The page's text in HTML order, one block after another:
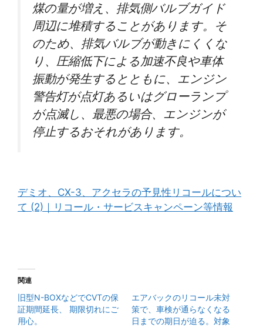
煤の量が増え、排気側バルブガイド
周辺に堆積することがあります。そ
のため、排気バルブが動きにくくな
り、圧縮低下による加速不良や車体
振動が発生するとともに、エンジン
警告灯が点灯あるいはグローランプ
が点滅し、最悪の場合、エンジンが
停止するおそれがあります。
デミオ、CX-3、アクセラの予見性リコールについ
て (2)｜リコール・サービスキャンペーン等情報
関連
旧型N-BOXなどでCVTの保
証期間延長、 期限切れにご
用心。
エアバックのリコール未対
策で、車検が通らなくなる
日までの期日が迫る。対象